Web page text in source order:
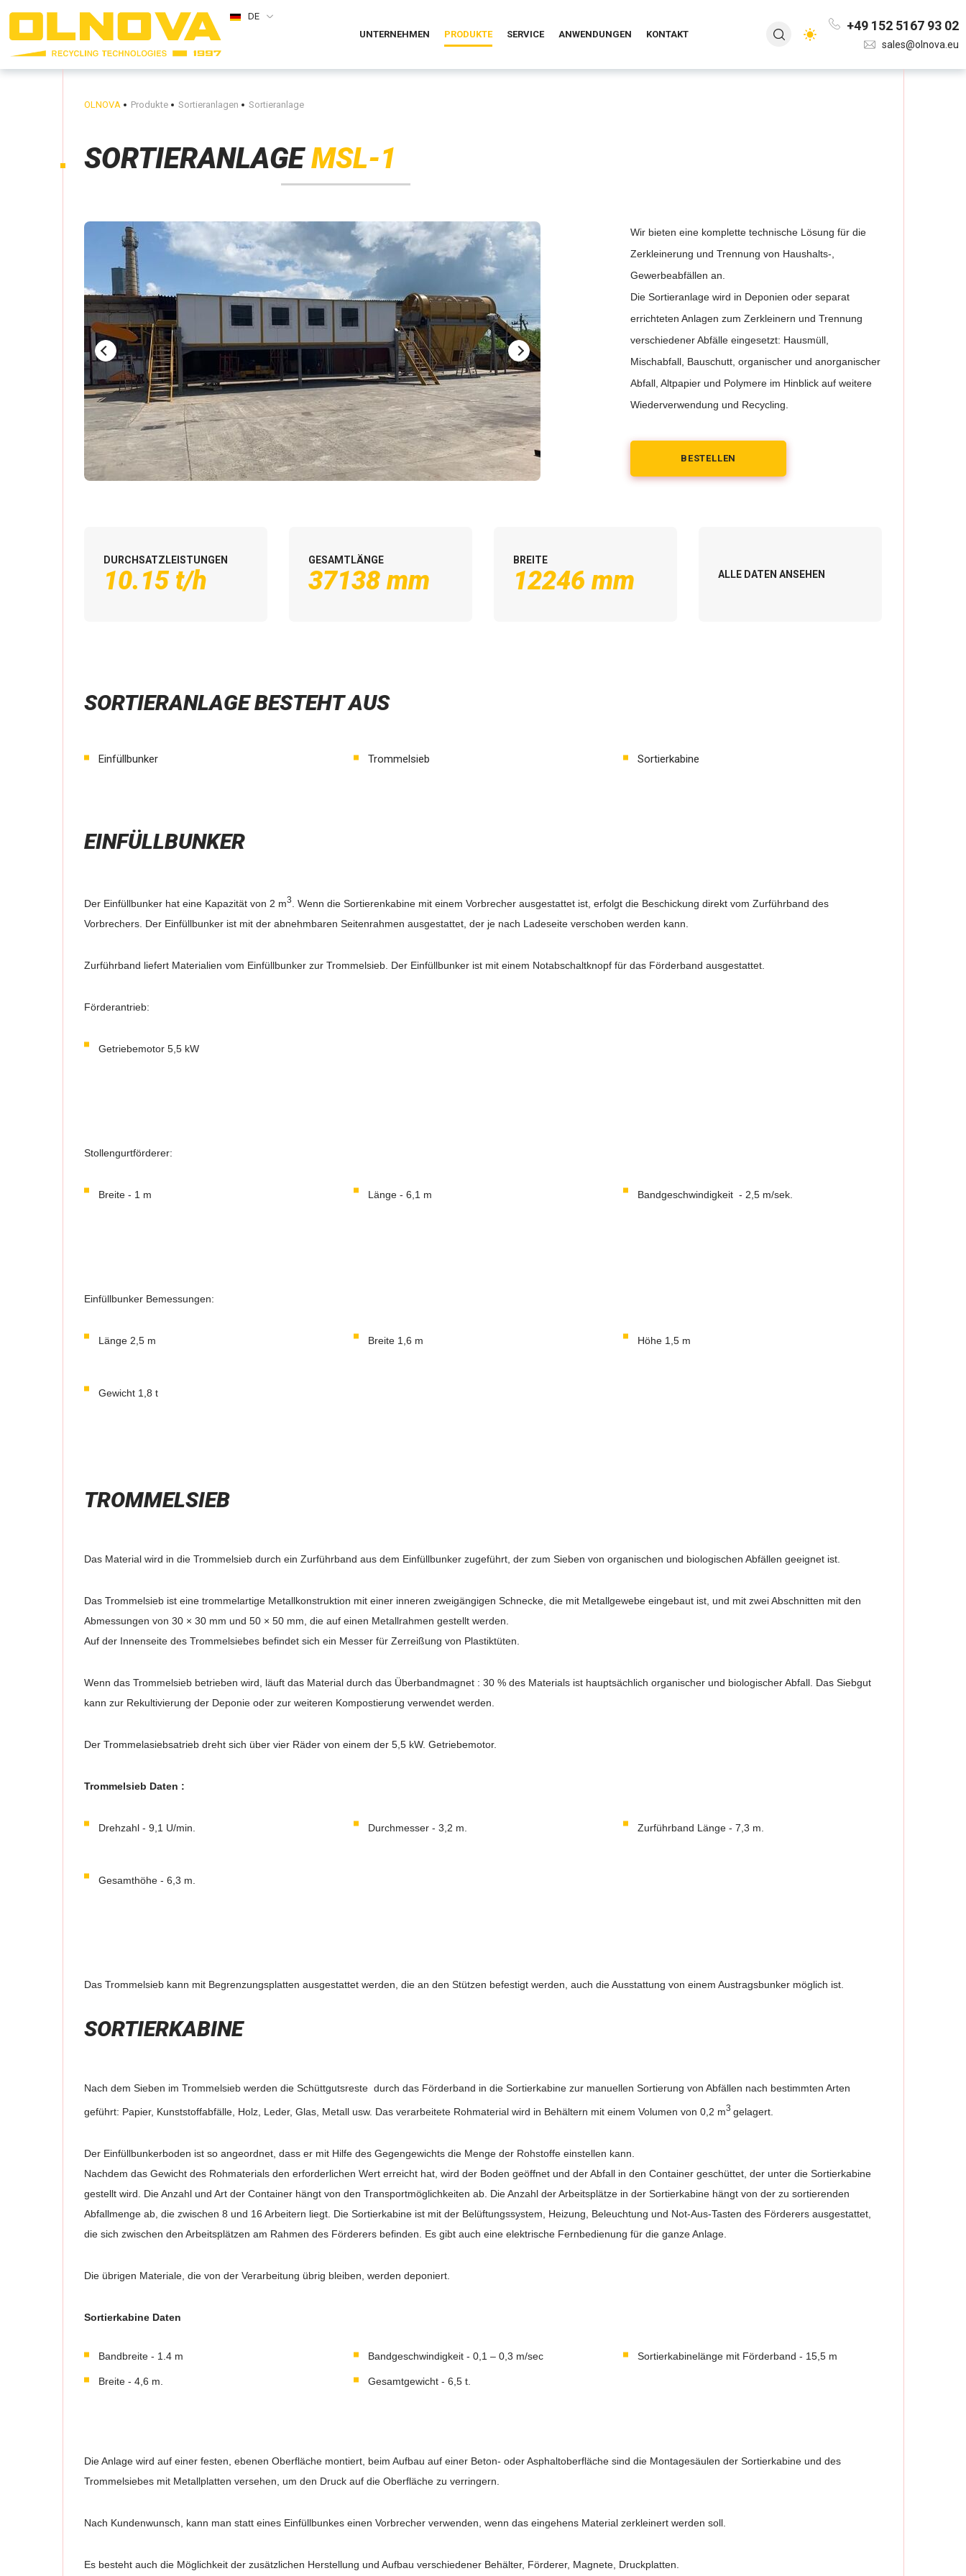
DE
UNTERNEHMEN
PRODUKTE SERVICE ANWENDUNGEN KONTAKT
+49 152 5167 93 02
sales@olnova.eu
OLNOVA Produkte Sortieranlagen Sortieranlage
SORTIERANLAGEMSL-1
Wir bieten eine komplette technische Lösung für die
Zerkleinerung und Trennung von Haushalts-,
Gewerbeabfällen an.
Die Sortieranlage wird in Deponien oder separat
errichteten Anlagen zum Zerkleinern und Trennung
verschiedener Abfälle eingesetzt: Hausmüll,
Mischabfall, Bauschutt, organischer und anorganischer
Abfall, Altpapier und Polymere im Hinblick auf weitere
Wiederverwendung und Recycling.
BESTELLEN
DURCHSATZLEISTUNGEN
10.15 t/h
GESAMTLÄNGE
37138 mm
BREITE
12246 mm ALLE DATEN ANSEHEN
SORTIERANLAGE BESTEHT AUS
Einfüllbunker Trommelsieb Sortierkabine
EINFÜLLBUNKER
Der Einfüllbunker hat eine Kapazität von 2 m3
. Wenn die Sortierenkabine mit einem Vorbrecher ausgestattet ist, erfolgt die Beschickung direkt vom Zurführband des
Vorbrechers. Der Einfüllbunker ist mit der abnehmbaren Seitenrahmen ausgestattet, der je nach Ladeseite verschoben werden kann.
Zurführband liefert Materialien vom Einfüllbunker zur Trommelsieb. Der Einfüllbunker ist mit einem Notabschaltknopf für das Förderband ausgestattet.
Förderantrieb:
Getriebemotor 5,5 kW
Stollengurtförderer:
Breite - 1 m Länge - 6,1 m Bandgeschwindigkeit - 2,5 m/sek.
Einfüllbunker Bemessungen:
Länge 2,5 m Breite 1,6 m Höhe 1,5 m
Gewicht 1,8 t
TROMMELSIEB
Das Material wird in die Trommelsieb durch ein Zurführband aus dem Einfüllbunker zugeführt, der zum Sieben von organischen und biologischen Abfällen geeignet ist.
Das Trommelsieb ist eine trommelartige Metallkonstruktion mit einer inneren zweigängigen Schnecke, die mit Metallgewebe eingebaut ist, und mit zwei Abschnitten mit den
Abmessungen von 30 × 30 mm und 50 × 50 mm, die auf einen Metallrahmen gestellt werden.
Auf der Innenseite des Trommelsiebes befindet sich ein Messer für Zerreißung von Plastiktüten.
Wenn das Trommelsieb betrieben wird, läuft das Material durch das Überbandmagnet : 30 % des Materials ist hauptsächlich organischer und biologischer Abfall. Das Siebgut
kann zur Rekultivierung der Deponie oder zur weiteren Kompostierung verwendet werden.
Der Trommelasiebsatrieb dreht sich über vier Räder von einem der 5,5 kW. Getriebemotor.
Trommelsieb Daten :
Drehzahl - 9,1 U/min. Durchmesser - 3,2 m. Zurführband Länge - 7,3 m.
Gesamthöhe - 6,3 m.
Das Trommelsieb kann mit Begrenzungsplatten ausgestattet werden, die an den Stützen befestigt werden, auch die Ausstattung von einem Austragsbunker möglich ist.
SORTIERKABINE
Nach dem Sieben im Trommelsieb werden die Schüttgutsreste durch das Förderband in die Sortierkabine zur manuellen Sortierung von Abfällen nach bestimmten Arten
geführt: Papier, Kunststoffabfälle, Holz, Leder, Glas, Metall usw. Das verarbeitete Rohmaterial wird in Behältern mit einem Volumen von 0,2 m3 gelagert.
Der Einfüllbunkerboden ist so angeordnet, dass er mit Hilfe des Gegengewichts die Menge der Rohstoffe einstellen kann.
Nachdem das Gewicht des Rohmaterials den erforderlichen Wert erreicht hat, wird der Boden geöffnet und der Abfall in den Container geschüttet, der unter die Sortierkabine
gestellt wird. Die Anzahl und Art der Container hängt von den Transportmöglichkeiten ab. Die Anzahl der Arbeitsplätze in der Sortierkabine hängt von der zu sortierenden
Abfallmenge ab, die zwischen 8 und 16 Arbeitern liegt. Die Sortierkabine ist mit der Belüftungssystem, Heizung, Beleuchtung und Not-Aus-Tasten des Förderers ausgestattet,
die sich zwischen den Arbeitsplätzen am Rahmen des Förderers befinden. Es gibt auch eine elektrische Fernbedienung für die ganze Anlage.
Die übrigen Materiale, die von der Verarbeitung übrig bleiben, werden deponiert.
Sortierkabine Daten
Bandbreite - 1.4 m Bandgeschwindigkeit - 0,1 – 0,3 m/sec Sortierkabinelänge mit Förderband - 15,5 m
Breite - 4,6 m. Gesamtgewicht - 6,5 t.
Die Anlage wird auf einer festen, ebenen Oberfläche montiert, beim Aufbau auf einer Beton- oder Asphaltoberfläche sind die Montagesäulen der Sortierkabine und des
Trommelsiebes mit Metallplatten versehen, um den Druck auf die Oberfläche zu verringern.
Nach Kundenwunsch, kann man statt eines Einfüllbunkes einen Vorbrecher verwenden, wenn das eingehens Material zerkleinert werden soll.
Es besteht auch die Möglichkeit der zusätzlichen Herstellung und Aufbau verschiedener Behälter, Förderer, Magnete, Druckplatten.